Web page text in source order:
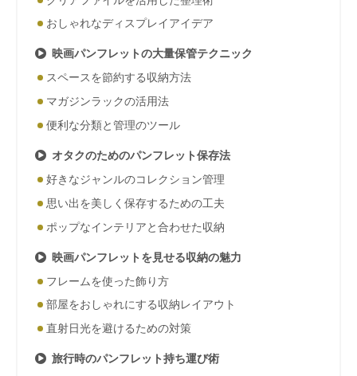
おしゃれなディスプレイアイデア
映画パンフレットの大量保管テクニック
スペースを節約する収納方法
マガジンラックの活用法
便利な分類と管理のツール
オタクのためのパンフレット保存法
好きなジャンルのコレクション管理
思い出を美しく保存するための工夫
ポップなインテリアと合わせた収納
映画パンフレットを見せる収納の魅力
フレームを使った飾り方
部屋をおしゃれにする収納レイアウト
直射日光を避けるための対策
旅行時のパンフレット持ち運び術